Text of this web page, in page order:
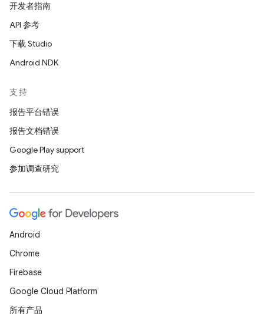
开发者指南
API 参考
下载 Studio
Android NDK
支持
报告平台错误
报告文档错误
Google Play support
参加调查研究
Android
Chrome
Firebase
Google Cloud Platform
所有产品